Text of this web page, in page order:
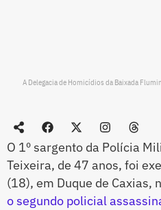
A Delegacia de Homicídios da Baixada
O 1º sargento da Polícia
Teixeira, de 47 anos, foi
(18), em Duque de Caxias,
o segundo policial